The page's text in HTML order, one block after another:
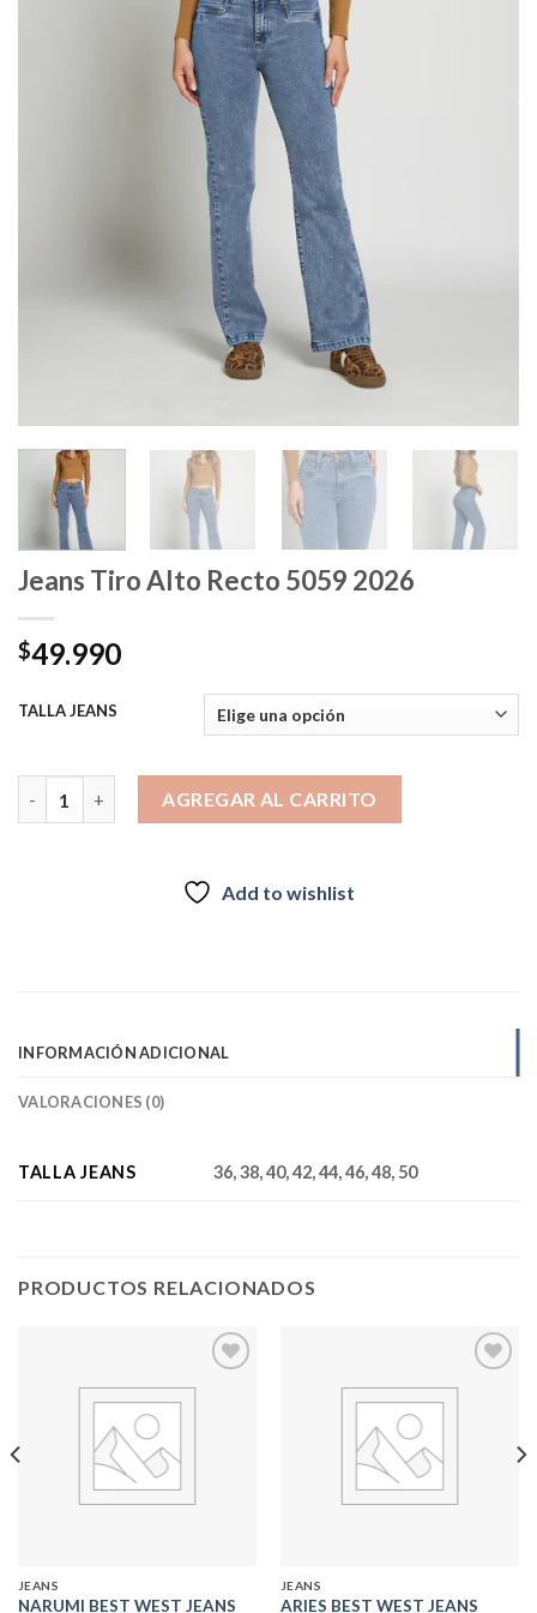
Jeans Tiro Alto Recto 5059 2026
$49.990
TALLA JEANS
AGREGAR AL CARRITO
Add to wishlist
INFORMACIÓN ADICIONAL
VALORACIONES (0)
TALLA JEANS 36, 38, 40, 42, 44, 46, 48, 50
PRODUCTOS RELACIONADOS
JEANS
NARUMI BEST WEST JEANS
JEANS
ARIES BEST WEST JEANS